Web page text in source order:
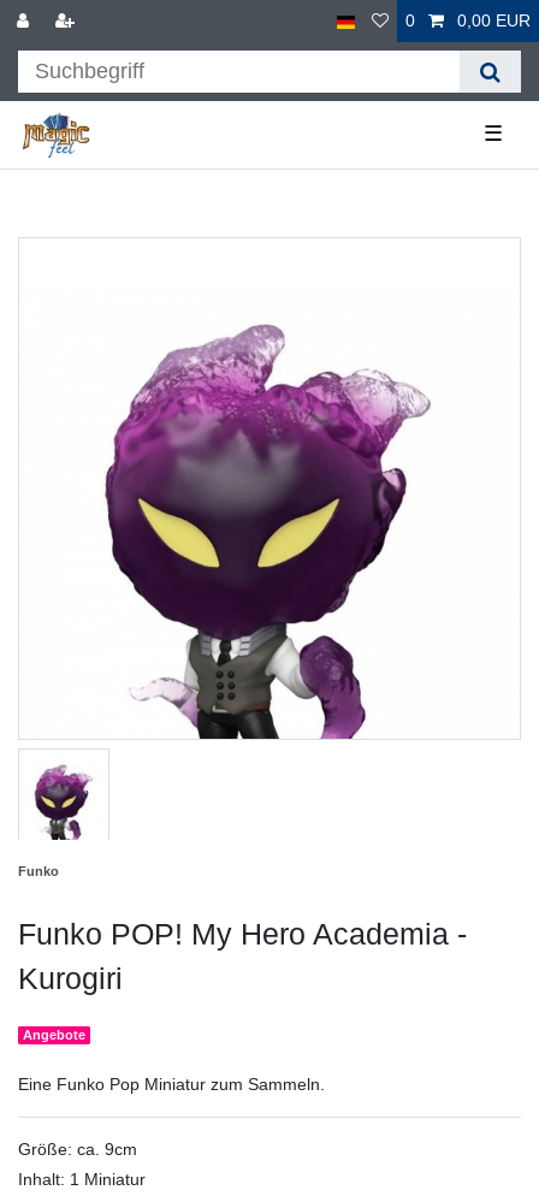
0 0,00 EUR
☰
Funko
Funko POP! My Hero Academia -
Kurogiri
Angebote
Eine Funko Pop Miniatur zum Sammeln.
Größe: ca. 9cm
Inhalt: 1 Miniatur